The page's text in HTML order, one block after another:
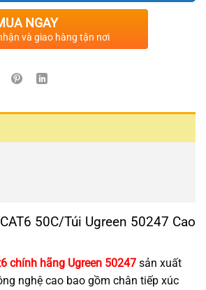
NGAY
và giao hàng tận nơi
50C/Túi Ugreen 50247 Cao
chính hãng Ugreen 50247 sản xuất
nghệ cao bao gồm chân tiếp xúc